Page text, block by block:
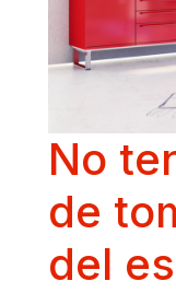
No
de
del